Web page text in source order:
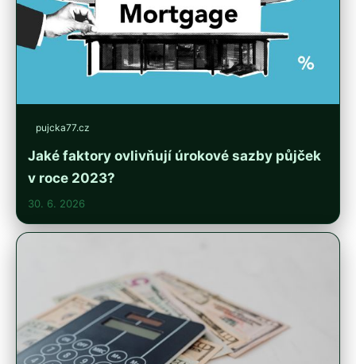
pujcka77.cz
Jaké faktory ovlivňují úrokové sazby půjček
v roce 2023?
30. 6. 2026